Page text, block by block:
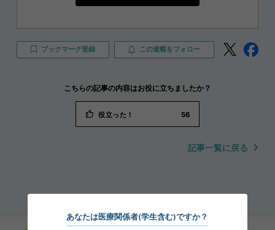
ブックマーク登録 この連載をフォロー
こちらの記事の内容はお役に立ちましたか？
役立った！ 56
記事一覧に戻る
あなたは医療関係者(学生含む)ですか？